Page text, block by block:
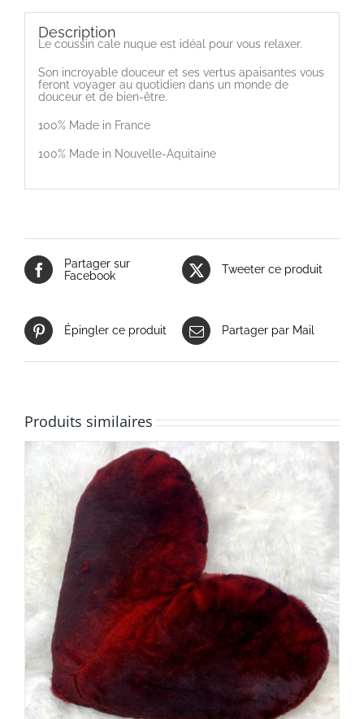
Description
Le coussin cale nuque est idéal pour vous relaxer.
Son incroyable douceur et ses vertus apaisantes vous
feront voyager au quotidien dans un monde de
douceur et de bien-être.
100% Made in France
100% Made in Nouvelle-Aquitaine
Partager sur
Facebook
Tweeter ce produit
Épingler ce produit Partager par Mail
Produits similaires